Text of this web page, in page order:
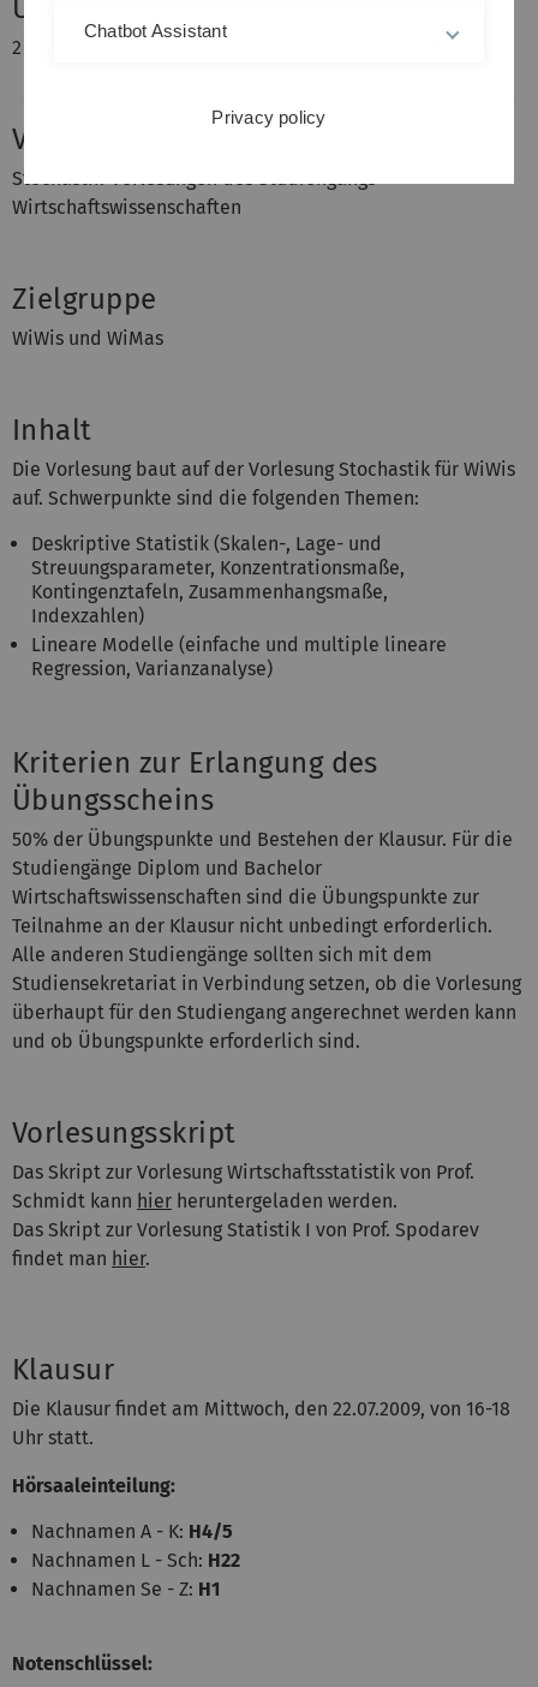
Umfang
2 Stunden Vorlesung + 1 Stunde Übung
Voraussetzungen
Stochastik-Vorlesungen des Studiengangs
Wirtschaftswissenschaften
Zielgruppe
WiWis und WiMas
Inhalt
Die Vorlesung baut auf der Vorlesung Stochastik für WiWis
auf. Schwerpunkte sind die folgenden Themen:
Deskriptive Statistik (Skalen-, Lage- und
Streuungsparameter, Konzentrationsmaße,
Kontingenztafeln, Zusammenhangsmaße,
Indexzahlen)
Lineare Modelle (einfache und multiple lineare
Regression, Varianzanalyse)
Kriterien zur Erlangung des
Übungsscheins
50% der Übungspunkte und Bestehen der Klausur. Für die
Studiengänge Diplom und Bachelor
Wirtschaftswissenschaften sind die Übungspunkte zur
Teilnahme an der Klausur nicht unbedingt erforderlich.
Alle anderen Studiengänge sollten sich mit dem
Studiensekretariat in Verbindung setzen, ob die Vorlesung
überhaupt für den Studiengang angerechnet werden kann
und ob Übungspunkte erforderlich sind.
Vorlesungsskript
Das Skript zur Vorlesung Wirtschaftsstatistik von Prof.
Schmidt kann hier heruntergeladen werden.
Das Skript zur Vorlesung Statistik I von Prof. Spodarev
findet man hier.
Klausur
Die Klausur findet am Mittwoch, den 22.07.2009, von 16-18
Uhr statt.
Hörsaaleinteilung:
Nachnamen A - K: H4/5
Nachnamen L - Sch: H22
Nachnamen Se - Z: H1
Notenschlüssel:
Chatbot Assistant
Privacy policy